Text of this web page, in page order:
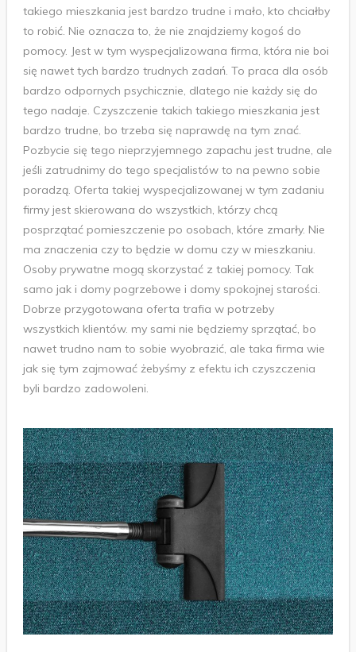
takiego mieszkania jest bardzo trudne i mało, kto chciałby
to robić. Nie oznacza to, że nie znajdziemy kogoś do
pomocy. Jest w tym wyspecjalizowana firma, która nie boi
się nawet tych bardzo trudnych zadań. To praca dla osób
bardzo odpornych psychicznie, dlatego nie każdy się do
tego nadaje. Czyszczenie takich takiego mieszkania jest
bardzo trudne, bo trzeba się naprawdę na tym znać.
Pozbycie się tego nieprzyjemnego zapachu jest trudne, ale
jeśli zatrudnimy do tego specjalistów to na pewno sobie
poradzą. Oferta takiej wyspecjalizowanej w tym zadaniu
firmy jest skierowana do wszystkich, którzy chcą
posprzątać pomieszczenie po osobach, które zmarły. Nie
ma znaczenia czy to będzie w domu czy w mieszkaniu.
Osoby prywatne mogą skorzystać z takiej pomocy. Tak
samo jak i domy pogrzebowe i domy spokojnej starości.
Dobrze przygotowana oferta trafia w potrzeby
wszystkich klientów. my sami nie będziemy sprzątać, bo
nawet trudno nam to sobie wyobrazić, ale taka firma wie
jak się tym zajmować żebyśmy z efektu ich czyszczenia
byli bardzo zadowoleni.